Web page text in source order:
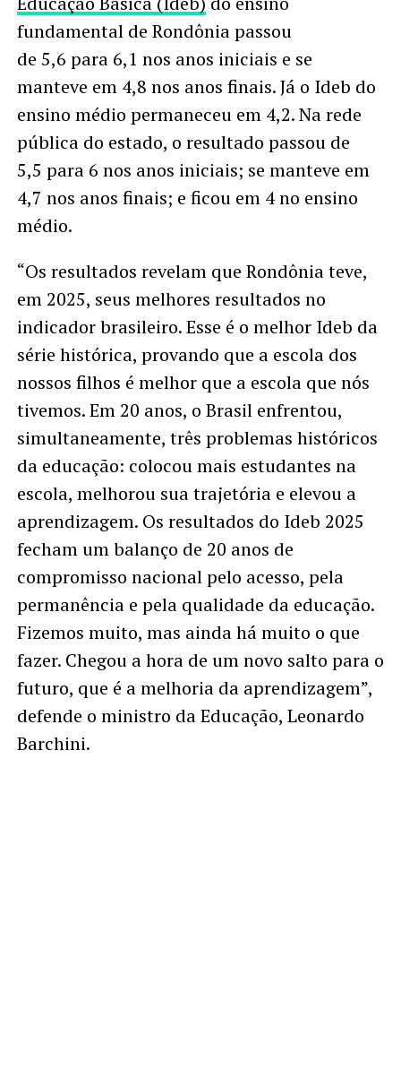
fundamental de Rondônia passou
de 5,6 para 6,1 nos anos iniciais e se
manteve em 4,8 nos anos finais. Já o Ideb do
ensino médio permaneceu em 4,2. Na rede
pública do estado, o resultado passou de
5,5 para 6 nos anos iniciais; se manteve em
4,7 nos anos finais; e ficou em 4 no ensino
médio.
“Os resultados revelam que Rondônia teve,
em 2025, seus melhores resultados no
indicador brasileiro. Esse é o melhor Ideb da
série histórica, provando que a escola dos
nossos filhos é melhor que a escola que nós
tivemos. Em 20 anos, o Brasil enfrentou,
simultaneamente, três problemas históricos
da educação: colocou mais estudantes na
escola, melhorou sua trajetória e elevou a
aprendizagem. Os resultados do Ideb 2025
fecham um balanço de 20 anos de
compromisso nacional pelo acesso, pela
permanência e pela qualidade da educação.
Fizemos muito, mas ainda há muito o que
fazer. Chegou a hora de um novo salto para o
futuro, que é a melhoria da aprendizagem”,
defende o ministro da Educação, Leonardo
Barchini.